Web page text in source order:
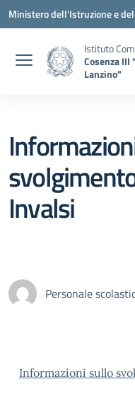
Vai ai contenuti
Vai al menu di navigazione
Vai al footer
Ministero dell'Istruzione e
Istituto
Cosenza III
Lanzino"
Invalsi
Personale
Informazioni sullo